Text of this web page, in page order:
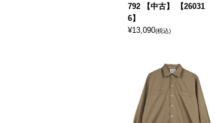
792 【中古】 【26031
6】
¥13,090(税込)